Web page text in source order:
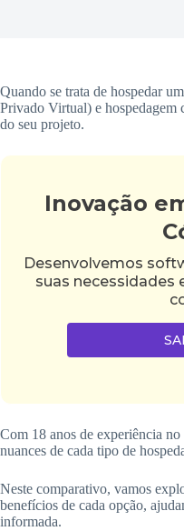
Quando se trata de hospedar
Privado Virtual) e hospedagem
do seu projeto.
Inovação
Desenvolvemos
suas necessidades
Com 18 anos de experiência no
nuances de cada tipo de
Neste comparativo, vamos
benefícios de cada opção,
informada.